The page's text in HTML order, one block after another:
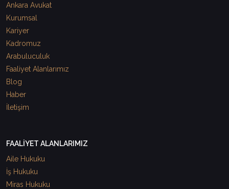
Ankara Avukat
Kurumsal
Kariyer
Kadromuz
Arabuluculuk
Faaliyet Alanlarımız
Blog
Haber
İletişim
FAALİYET ALANLARIMIZ
Aile Hukuku
İş Hukuku
Miras Hukuku